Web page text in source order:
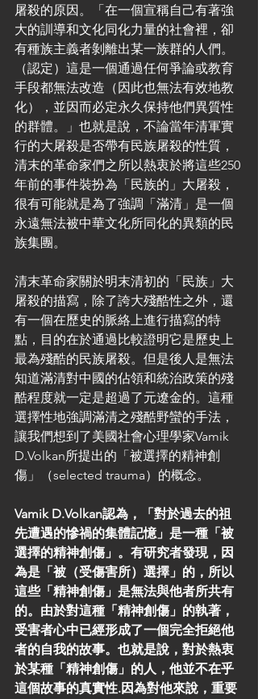
屠殺的原因。「在一個宣稱自己有著強
大的訓導和文化同化力量的社會裡，卻
有種族主義者剝離出某一族群的人們。
（認定）這是一個通過任何爭論或教育
手段都無法改造（因此也無法有效地教
化），並因而必定永久保持他們異質性
的群體。」也就是說，不論當年清軍實
行的大屠殺是否帶有民族屠殺的性質，
清末的革命家們之所以熱衷於將這些250
年前的事件裝扮為「民族的」大屠殺，
很有可能就是為了強調「滿清」是一個
永遠無法被中華文化所同化的異類的民
族集團。
清末革命家關於明末清初的「民族」大
屠殺的描寫，除了誇大殘酷性之外，還
有一個在歷史的脈絡上進行描寫的特
點，目的在於通過比較證明它是歷史上
最為殘酷的民族屠殺。但是後人是無法
知道滿清對中國的佔領和統治政策的殘
酷程度就一定是超過了元遼金的。這種
選擇性地強調滿清之殘酷野蠻的手法，
讓我們想到了美國社會心理學家Vamik
D.Volkan所提出的「被選擇的精神創
傷」（selected trauma）的概念。
Vamik D.Volkan認為，「對於過去的祖
先遭遇的慘禍的集體記憶」是一種「被
選擇的精神創傷」。有研究者發現，因
為是「被（受傷害所）選擇」的，所以
這些「精神創傷」是無法與他者所共有
的。由於對這種「精神創傷」的執著，
受害者心中已經形成了一個完全拒絕他
者的自我的故事。也就是說，對於熱衷
於某種「精神創傷」的人，他並不在乎
這個故事的真實性.因為對他來說，重要